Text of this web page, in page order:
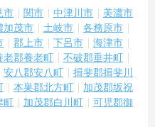
市 関市 中津川市
美濃市
加茂市 土岐市
各務原市
郡上市 下呂市
海津市
老郡養老町
不破郡垂井町
安八郡安八町
揖斐郡揖斐川
本巣郡北方町
加茂郡坂祝
町 加茂郡白川町
可児郡御